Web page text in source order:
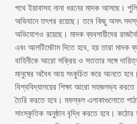
পথে ইয়াবাসহ নানা ধরনের মাদক আসছে।
অভিযানে তৎপর রয়েছে। তবে কিছু অসৎ
অভিযোগও রয়েছে। মাদক ব্যবসায়ীদের
এবং আলটিমেটাম দিতে হবে, হয় তারা মাদক
বাহিনীকে আরো সক্রিয় ও সততার সঙ্গে
মানুষের অবৈধ আয় সংকুচিত করে আনতে হবে।
বিশ্ববিদ্যালয়ের শিক্ষা আরো সহজলভ্য করতে
তৈরি করতে হবে। মফস্বল এলাকাগুলোতে
সাংস্কৃতিক অনুষ্ঠান বৃদ্ধি করতে হবে।